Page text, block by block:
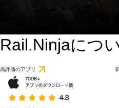
Rail.Ninjaにつ
高評価のアプリ